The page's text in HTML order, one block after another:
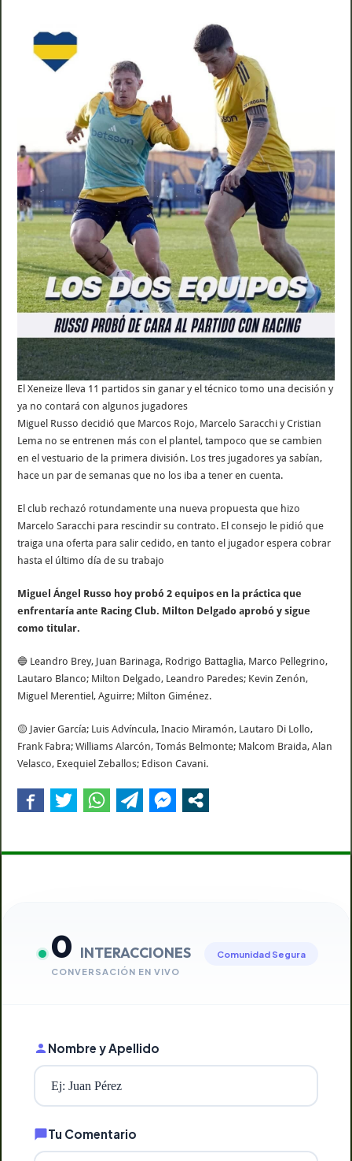
El Xeneize lleva 11 partidos sin ganar y el técnico tomo una decisión y
ya no contará con algunos jugadores
Miguel Russo decidió que Marcos Rojo, Marcelo Saracchi y Cristian
Lema no se entrenen más con el plantel, tampoco que se cambien
en el vestuario de la primera división. Los tres jugadores ya sabían,
hace un par de semanas que no los iba a tener en cuenta.
El club rechazó rotundamente una nueva propuesta que hizo
Marcelo Saracchi para rescindir su contrato. El consejo le pidió que
traiga una oferta para salir cedido, en tanto el jugador espera cobrar
hasta el último día de su trabajo
Miguel Ángel Russo hoy probó 2 equipos en la práctica que
enfrentaría ante Racing Club. Milton Delgado aprobó y sigue
como titular.
🔵 Leandro Brey, Juan Barinaga, Rodrigo Battaglia, Marco Pellegrino,
Lautaro Blanco; Milton Delgado, Leandro Paredes; Kevin Zenón,
Miguel Merentiel, Aguirre; Milton Giménez.
🟡 Javier García; Luis Advíncula, Inacio Miramón, Lautaro Di Lollo,
Frank Fabra; Williams Alarcón, Tomás Belmonte; Malcom Braida, Alan
Velasco, Exequiel Zeballos; Edison Cavani.
0 INTERACCIONES
CONVERSACIÓN EN VIVO
Comunidad Segura
Nombre y Apellido
Tu Comentario